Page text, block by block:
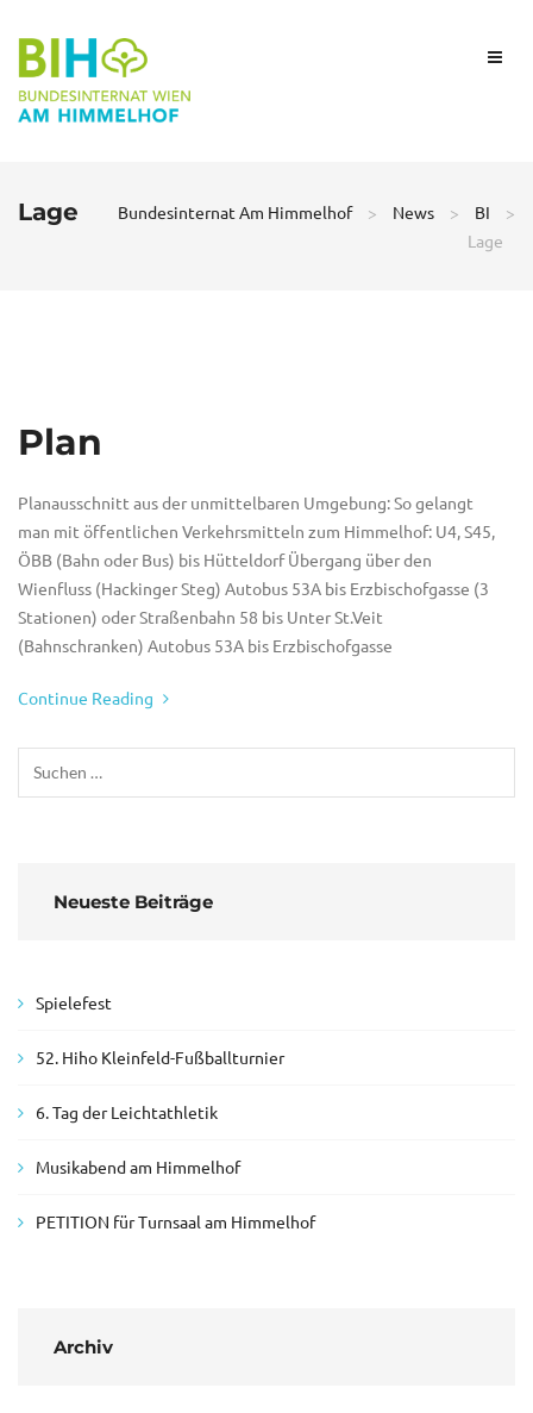
Lage Bundesinternat Am Himmelhof > News > BI
>
Lage
Plan
Planausschnitt aus der unmittelbaren Umgebung: So gelangt
man mit öffentlichen Verkehrsmitteln zum Himmelhof: U4, S45,
ÖBB (Bahn oder Bus) bis Hütteldorf Übergang über den
Wienfluss (Hackinger Steg) Autobus 53A bis Erzbischofgasse (3
Stationen) oder Straßenbahn 58 bis Unter St.Veit
(Bahnschranken) Autobus 53A bis Erzbischofgasse
Continue Reading
Neueste Beiträge
Spielefest
52. Hiho Kleinfeld-Fußballturnier
6. Tag der Leichtathletik
Musikabend am Himmelhof
PETITION für Turnsaal am Himmelhof
Archiv